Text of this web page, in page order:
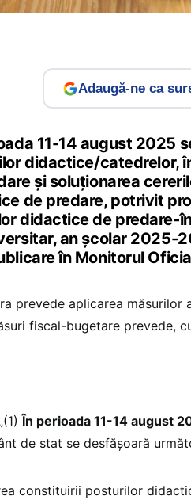
Adaugă-ne ca
11-14 august 2025
didactice/catedrelor,
şi soluționarea
de predare, potrivit
didactice de predare-
an școlar 2025-
în Monitorul
prevede aplicarea
fiscal-bugetare prevede,
În perioada 11-14 august
de stat se desfășoară
constituirii posturilor